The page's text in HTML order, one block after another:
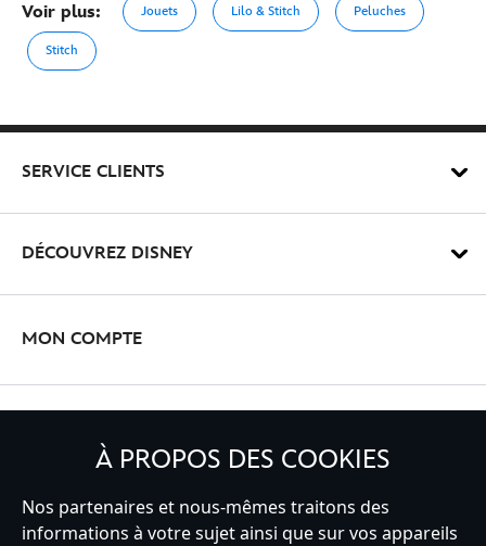
Voir plus: Jouets Lilo & Stitch Peluches
Stitch
SERVICE CLIENTS
DÉCOUVREZ DISNEY
MON COMPTE
À PROPOS DES COOKIES
Nos partenaires et nous-mêmes traitons des
informations à votre sujet ainsi que sur vos appareils